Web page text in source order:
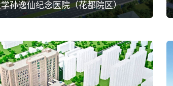
孙逸仙纪念医院（花都院区）